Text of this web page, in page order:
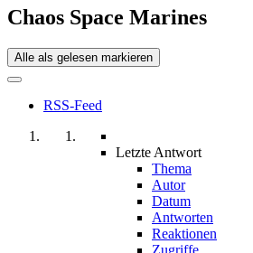
Chaos Space Marines
Alle als gelesen markieren
RSS-Feed
Letzte Antwort
Thema
Autor
Datum
Antworten
Reaktionen
Zugriffe